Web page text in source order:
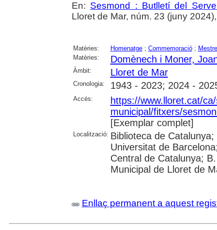
En: Sesmond : Butlletí del
Lloret de Mar, núm. 23 (juny
Matèries: Homenatge; Commemoració;
Matèries:
Domènech i Moner,
Àmbit: Lloret de Mar
Cronologia: 1943 - 2023; 2024 -
Accés:
https://www.lloret.cat/
municipal/fitxers/
[Exemplar complet]
Localització: Biblioteca de
Universitat de
Central de Catalunya;
Municipal de Lloret de
Enllaç permanent a aquest